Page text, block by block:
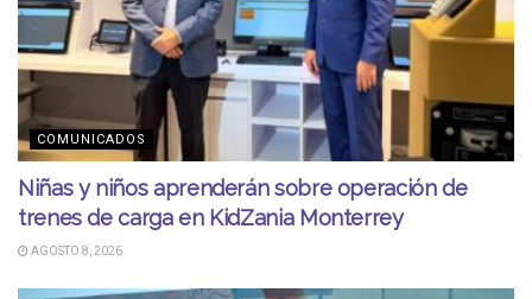
COMUNICADOS
Niñas y niños aprenderán sobre operación de
trenes de carga en KidZania Monterrey
AGOSTO 8, 2026